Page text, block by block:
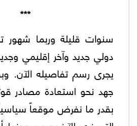
***
سنوات قليلة وربما شهور
دولي جديد وآخر إقليمي
يجرى رسم تفاصيله الآن.
جهد نحو استعادة مصادر
بقدر ما نفرض موقعاً